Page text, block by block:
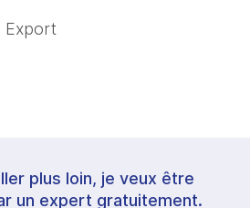
Export
plus loin, je veux être
un expert gratuitement.